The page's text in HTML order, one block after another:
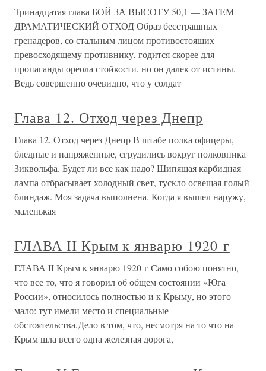
Тринадцатая глава БОЙ ЗА ВЫСОТУ 50,1 — ЗАТЕМ
ДРАМАТИЧЕСКИЙ ОТХОД Образ бесстрашных
гренадеров, со стальным лицом противостоящих
превосходящему противнику, годится скорее для
пропаганды ореола стойкости, но он далек от истины.
Ведь совершенно очевидно, что у солдат
Глава 12. Отход через Днепр
Глава 12. Отход через Днепр В штабе полка офицеры,
бледные и напряженные, сгрудились вокруг полковника
Зиквольфа. Будет ли все как надо? Шипящая карбидная
лампа отбрасывает холодный свет, тускло освещая голый
блиндаж. Моя задача выполнена. Когда я вышел наружу,
маленькая
ГЛАВА II Крым к январю 1920 г
ГЛАВА II Крым к январю 1920 г Само собою понятно,
что все то, что я говорил об общем состоянии «Юга
России», относилось полностью и к Крыму, но этого
мало: тут имели место и специальные
обстоятельства.Дело в том, что, несмотря на то что на
Крым шла всего одна железная дорога,